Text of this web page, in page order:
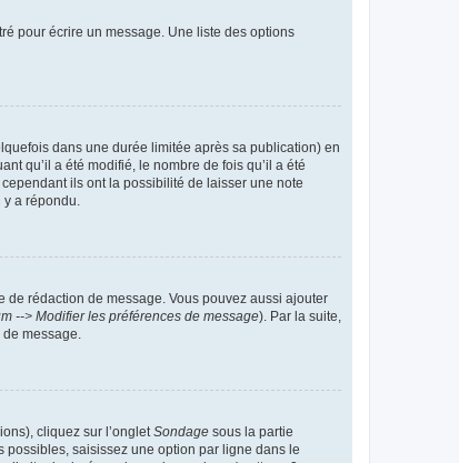
pour écrire un message. Une liste des options
dans une durée limitée après sa publication) en
qu’il a été modifié, le nombre de fois qu’il a été
ils ont la possibilité de laisser une note
y a répondu.
de rédaction de message. Vous pouvez aussi ajouter
--> Modifier les préférences de message). Par la suite,
message.
cliquez sur l’ongletSondage sous la partie
possibles, saisissez une option par ligne dans le